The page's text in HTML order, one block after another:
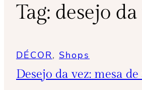
Tag: desejo
DÉCOR, Shops
Desejo da vez: mesa